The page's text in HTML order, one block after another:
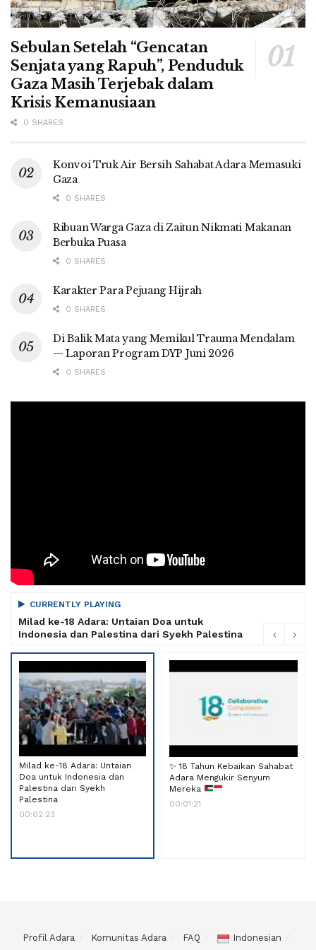
Sebulan Setelah “Gencatan
Senjata yang Rapuh”, Penduduk
Gaza Masih Terjebak dalam
Krisis Kemanusiaan
0 SHARES
Konvoi Truk Air Bersih Sahabat Adara Memasuki
Gaza
0 SHARES
Ribuan Warga Gaza di Zaitun Nikmati Makanan
Berbuka Puasa
0 SHARES
Karakter Para Pejuang Hijrah
0 SHARES
Di Balik Mata yang Memikul Trauma Mendalam
— Laporan Program DYP Juni 2026
0 SHARES
CURRENTLY PLAYING
Milad ke-18 Adara: Untaian Doa untuk
Indonesia dan Palestina dari Syekh Palestina
Milad ke-18 Adara: Untaian
Doa untuk Indonesia dan
Palestina dari Syekh
Palestina
00:02:23
✨ 18 Tahun Kebaikan Sahabat
Adara Mengukir Senyum
Mereka
00:01:21
Profil Adara Komunitas Adara FAQ
Indonesian